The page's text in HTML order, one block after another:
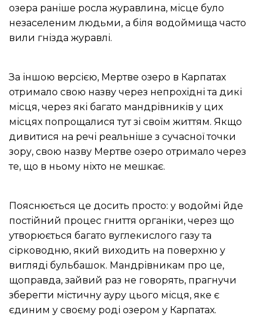
озера раніше росла журавлина, місце було
незаселеним людьми, а біля водоймища часто
вили гнізда журавлі.
За іншою версією, Мертве озеро в Карпатах
отримало свою назву через непрохідні та дикі
місця, через які багато мандрівників у цих
місцях попрощалися тут зі своїм життям. Якщо
дивитися на речі реальніше з сучасної точки
зору, свою назву Мертве озеро отримало через
те, що в ньому ніхто не мешкає.
Пояснюється це досить просто: у водоймі йде
постійний процес гниття органіки, через що
утворюється багато вуглекислого газу та
сірководню, який виходить на поверхню у
вигляді бульбашок. Мандрівникам про це,
щоправда, зайвий раз не говорять, прагнучи
зберегти містичну ауру цього місця, яке є
єдиним у своєму роді озером у Карпатах.